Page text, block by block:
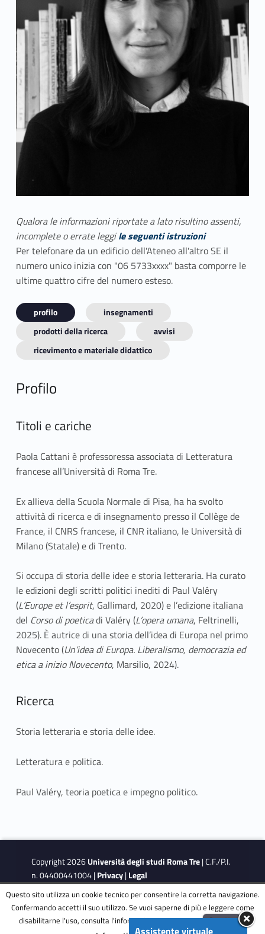
Qualora le informazioni riportate a lato risultino assenti,
incomplete o errate leggile seguenti istruzioni
Per telefonare da un edificio dell'Ateneo all'altro SE il
numero unico inizia con "06 5733xxxx" basta comporre le
ultime quattro cifre del numero esteso.
profilo
insegnamenti
prodotti della ricerca
avvisi
ricevimento e materiale didattico
Profilo
Titoli e cariche
Paola Cattani è professoressa associata di Letteratura
francese all’Università di Roma Tre.
Ex allieva della Scuola Normale di Pisa, ha ha svolto
attività di ricerca e di insegnamento presso il Collège de
France, il CNRS francese, il CNR italiano, le Università di
Milano (Statale) e di Trento.
Si occupa di storia delle idee e storia letteraria. Ha curato
le edizioni degli scritti politici inediti di Paul Valéry
(L’Europe et l’esprit, Gallimard, 2020) e l’edizione italiana
del Corso di poeticadi Valéry (L’opera umana, Feltrinelli,
2025). È autrice di una storia dell’idea di Europa nel primo
Novecento (Un’idea di Europa. Liberalismo, democrazia ed
etica a inizio Novecento, Marsilio, 2024).
Ricerca
Storia letteraria e storia delle idee.
Letteratura e politica.
Paul Valéry, teoria poetica e impegno politico.
Copyright 2026Università degli studi Roma Tre| C.F./P.I.
n. 04400441004 |Privacy|Legal
Notes|Accessibility Accessibility Target
Assistente virtuale
This site is protected by reCAPTCHA and the GooglePrivacy
Questo sito utilizza un cookie tecnico per consentire la corretta navigazione.
Confermando accetti il suo utilizzo. Se vuoi saperne di più e leggere come
disabilitarne l'uso, consulta l'informativa estesa.ENG
Accetta